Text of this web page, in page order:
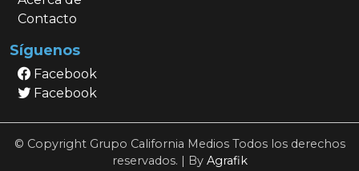
Contacto
Síguenos
Facebook
Facebook
© Copyright Grupo California Medios Todos los derechos
reservados. | By Agrafik